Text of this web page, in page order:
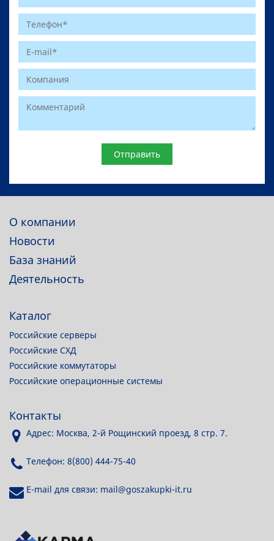
О компании
Новости
База знаний
Деятельность
Каталог
Российские серверы
Российские СХД
Российские коммутаторы
Российские операционные системы
Контакты
Адрес: Москва, 2-й Рощинский проезд, 8 стр. 7.
Телефон: 8(800) 444-75-40
E-mail для связи: mail@goszakupki-it.ru